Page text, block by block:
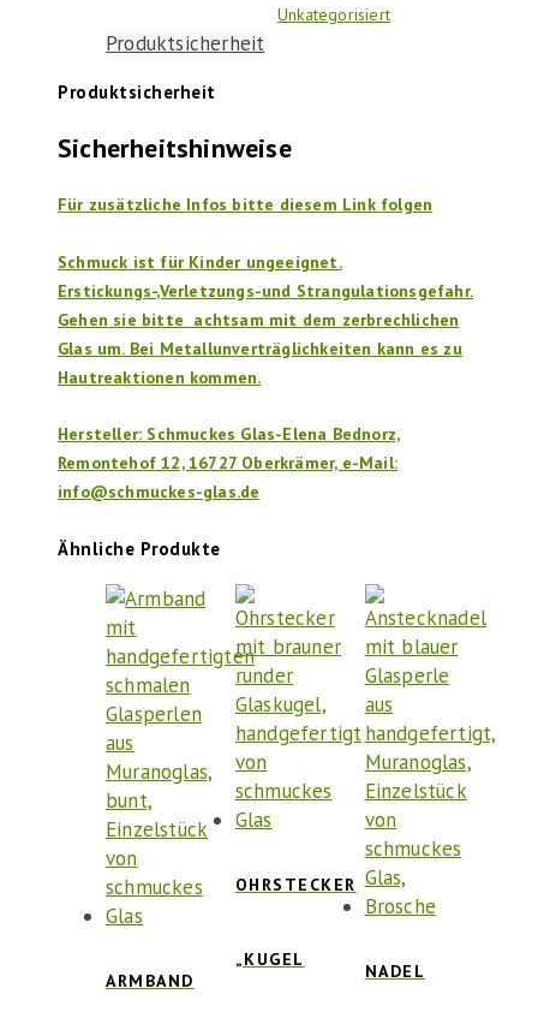
Unkategorisiert
Produktsicherheit
Produktsicherheit
Sicherheitshinweise
Für zusätzliche Infos bitte diesem Link folgen
Schmuck ist für Kinder ungeeignet.
Erstickungs-,Verletzungs-und Strangulationsgefahr.
Gehen sie bitte achtsam mit dem zerbrechlichen
Glas um. Bei Metallunverträglichkeiten kann es zu
Hautreaktionen kommen.
Hersteller: Schmuckes Glas-Elena Bednorz,
Remontehof 12, 16727 Oberkrämer, e-Mail:
info@schmuckes-glas.de
Ähnliche Produkte
ARMBAND
OHRSTECKER
„KUGEL
NADEL